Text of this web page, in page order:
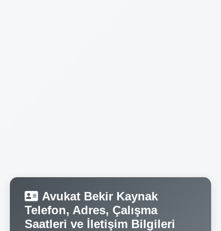
Avukat Bekir Kaynak
Telefon, Adres, Çalışma
Saatleri ve İletişim Bilgileri